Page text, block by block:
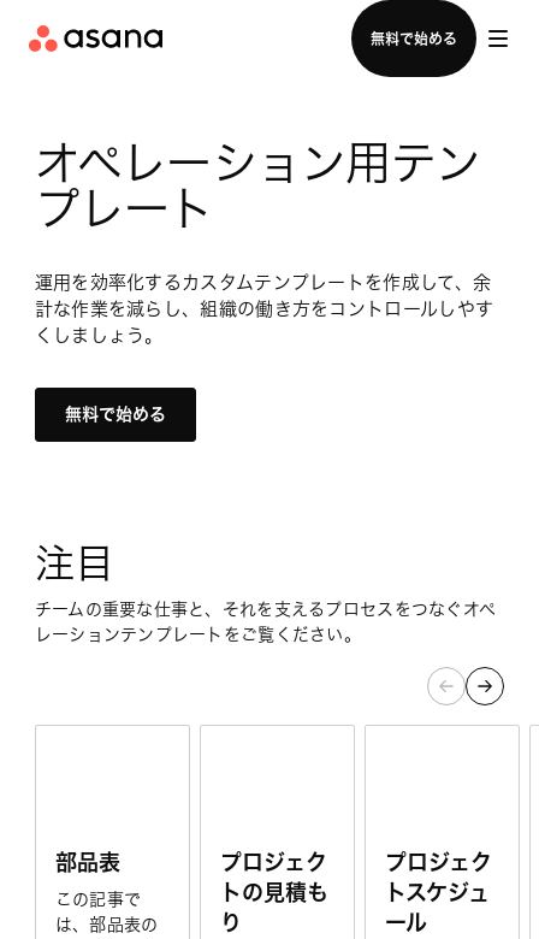
無料で始める
セールスチームに問い合わせる
オペレーション用テン
プレート
運用を効率化するカスタムテンプレートを作成して、余
計な作業を減らし、組織の働き方をコントロールしやす
くしましょう。
無料で始める
注目
チームの重要な仕事と、それを支えるプロセスをつなぐオペ
レーションテンプレートをご覧ください。
部品表
この記事で
は、部品表の
プロジェク
トの見積も
り
プロジェク
トスケジュ
ール